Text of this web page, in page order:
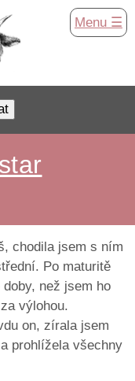
Menu ☰
chodila jsem s ním
Po maturitě
než jsem ho
výlohou.
on, zírala jsem
prohlížela všechny